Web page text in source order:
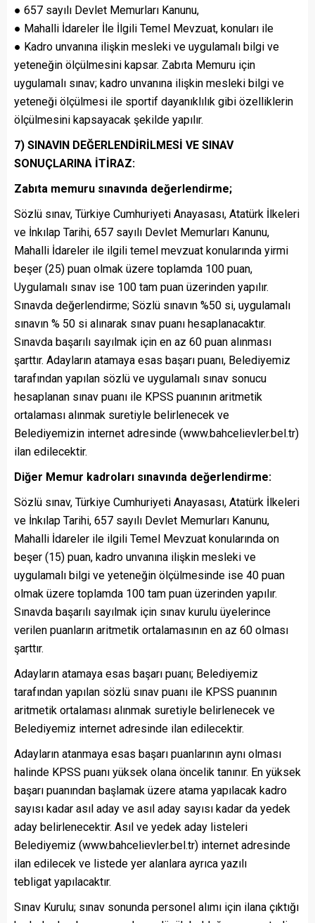
● 657 sayılı Devlet Memurları Kanunu,
● Mahalli İdareler İle İlgili Temel Mevzuat, konuları ile
● Kadro unvanına ilişkin mesleki ve uygulamalı bilgi ve
yeteneğin ölçülmesini kapsar. Zabıta Memuru için
uygulamalı sınav; kadro unvanına ilişkin mesleki bilgi ve
yeteneği ölçülmesi ile sportif dayanıklılık gibi özelliklerin
ölçülmesini kapsayacak şekilde yapılır.
7) SINAVIN DEĞERLENDİRİLMESİ VE SINAV
SONUÇLARINA İTİRAZ:
Zabıta memuru sınavında değerlendirme;
Sözlü sınav, Türkiye Cumhuriyeti Anayasası, Atatürk İlkeleri
ve İnkılap Tarihi, 657 sayılı Devlet Memurları Kanunu,
Mahalli İdareler ile ilgili temel mevzuat konularında yirmi
beşer (25) puan olmak üzere toplamda 100 puan,
Uygulamalı sınav ise 100 tam puan üzerinden yapılır.
Sınavda değerlendirme; Sözlü sınavın %50 si, uygulamalı
sınavın % 50 si alınarak sınav puanı hesaplanacaktır.
Sınavda başarılı sayılmak için en az 60 puan alınması
şarttır. Adayların atamaya esas başarı puanı, Belediyemiz
tarafından yapılan sözlü ve uygulamalı sınav sonucu
hesaplanan sınav puanı ile KPSS puanının aritmetik
ortalaması alınmak suretiyle belirlenecek ve
Belediyemizin internet adresinde (www.bahcelievler.bel.tr)
ilan edilecektir.
Diğer Memur kadroları sınavında değerlendirme:
Sözlü sınav, Türkiye Cumhuriyeti Anayasası, Atatürk İlkeleri
ve İnkılap Tarihi, 657 sayılı Devlet Memurları Kanunu,
Mahalli İdareler ile ilgili Temel Mevzuat konularında on
beşer (15) puan, kadro unvanına ilişkin mesleki ve
uygulamalı bilgi ve yeteneğin ölçülmesinde ise 40 puan
olmak üzere toplamda 100 tam puan üzerinden yapılır.
Sınavda başarılı sayılmak için sınav kurulu üyelerince
verilen puanların aritmetik ortalamasının en az 60 olması
şarttır.
Adayların atamaya esas başarı puanı; Belediyemiz
tarafından yapılan sözlü sınav puanı ile KPSS puanının
aritmetik ortalaması alınmak suretiyle belirlenecek ve
Belediyemiz internet adresinde ilan edilecektir.
Adayların atanmaya esas başarı puanlarının aynı olması
halinde KPSS puanı yüksek olana öncelik tanınır. En yüksek
başarı puanından başlamak üzere atama yapılacak kadro
sayısı kadar asıl aday ve asıl aday sayısı kadar da yedek
aday belirlenecektir. Asıl ve yedek aday listeleri
Belediyemiz (www.bahcelievler.bel.tr) internet adresinde
ilan edilecek ve listede yer alanlara ayrıca yazılı
tebligat yapılacaktır.
Sınav Kurulu; sınav sonunda personel alımı için ilana çıktığı